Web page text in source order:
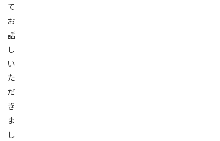
て
お
話
し
い
た
だ
き
ま
し